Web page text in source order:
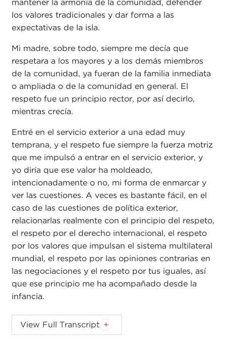
mantener la armonía de la comunidad, defender
los valores tradicionales y dar forma a las
expectativas de la isla.
Mi madre, sobre todo, siempre me decía que
respetara a los mayores y a los demás miembros
de la comunidad, ya fueran de la familia inmediata
o ampliada o de la comunidad en general. El
respeto fue un principio rector, por así decirlo,
mientras crecía.
Entré en el servicio exterior a una edad muy
temprana, y el respeto fue siempre la fuerza motriz
que me impulsó a entrar en el servicio exterior, y
yo diría que ese valor ha moldeado,
intencionadamente o no, mi forma de enmarcar y
ver las cuestiones. A veces es bastante fácil, en el
caso de las cuestiones de política exterior,
relacionarlas realmente con el principio del respeto,
el respeto por el derecho internacional, el respeto
por los valores que impulsan el sistema multilateral
mundial, el respeto por las opiniones contrarias en
las negociaciones y el respeto por tus iguales, así
que ese principio me ha acompañado desde la
infancia.
KEVIN MALONEY:Thanks, Ambassador. It is such
an interesting framing you provided around this
View Full Transcript